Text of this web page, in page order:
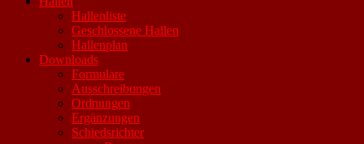
Hallenliste
Geschlossene Hallen
Hallenplan
Downloads
Formulare
Ausschreibungen
Ordnungen
Ergänzungen
Schiedsrichter